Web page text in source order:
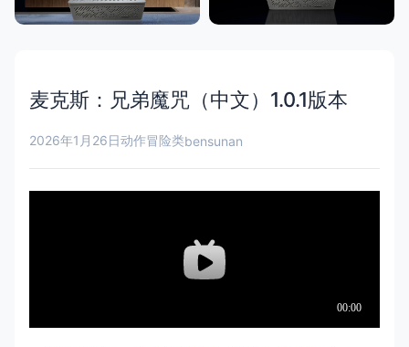
麦克斯：兄弟魔咒（中文）1.0.1版本
2026年1月26日动作冒险类bensunan